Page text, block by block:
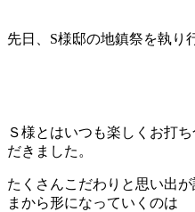
先日、S様邸の地鎮祭を執り
Ｓ様とはいつも楽しくお打
だきました。
たくさんこだわりと思い出
まから形になっていくのは